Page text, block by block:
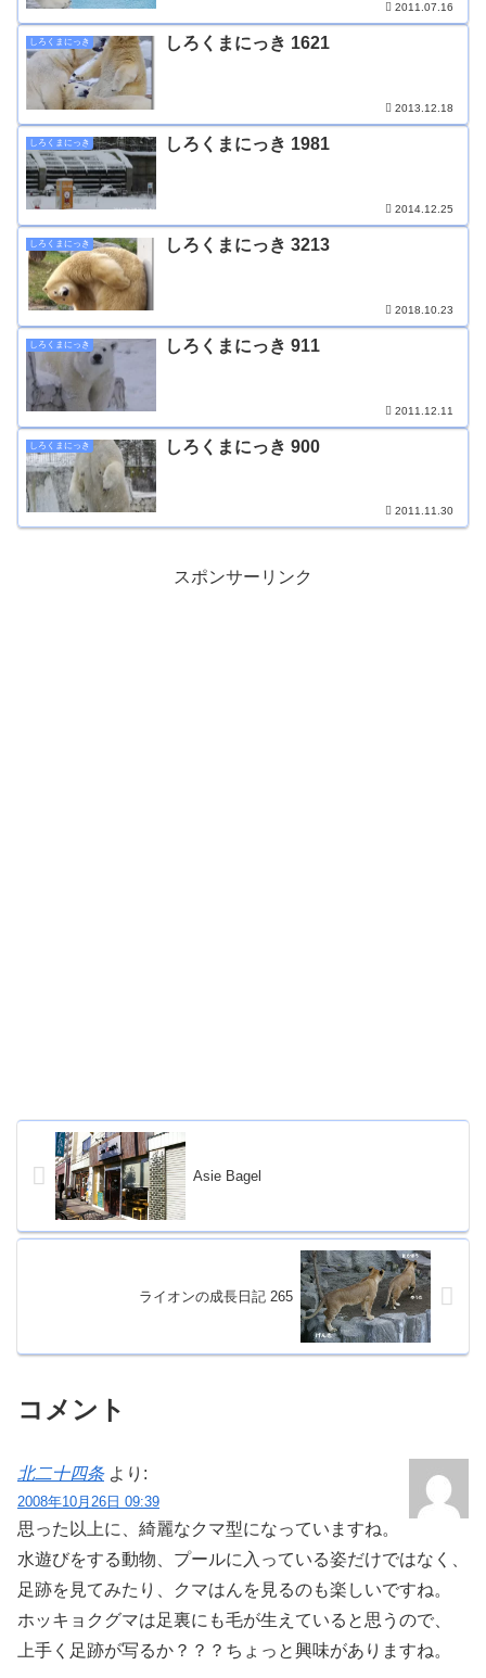
2011.07.16
しろくまにっき しろくまにっき 1621
2013.12.18
しろくまにっき しろくまにっき 1981
2014.12.25
しろくまにっき しろくまにっき 3213
2018.10.23
しろくまにっき しろくまにっき 911
2011.12.11
しろくまにっき しろくまにっき 900
2011.11.30
スポンサーリンク
Asie Bagel
ライオンの成長日記 265
コメント
北二十四条 より:
2008年10月26日 09:39
思った以上に、綺麗なクマ型になっていますね。
水遊びをする動物、プールに入っている姿だけではなく、
足跡を見てみたり、クマはんを見るのも楽しいですね。
ホッキョクグマは足裏にも毛が生えていると思うので、
上手く足跡が写るか？？？ちょっと興味がありますね。